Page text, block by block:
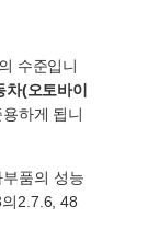
수준입니
차(오토바이
하게 됩니
부품의 성능
2.7.6, 48